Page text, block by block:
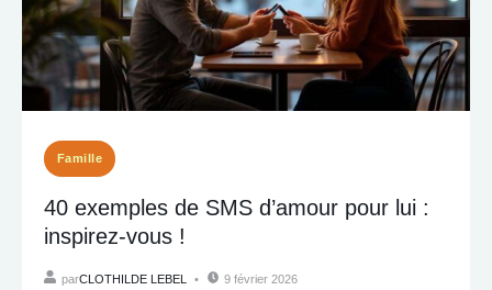
Famille
40 exemples de SMS d’amour pour lui :
inspirez-vous !
parCLOTHILDE LEBEL 9 février 2026